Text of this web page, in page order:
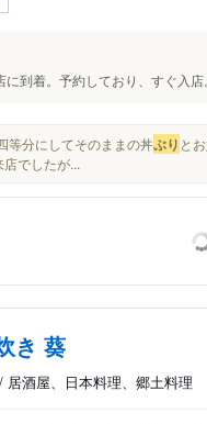
に到着。予約しており、すぐ入
等分にしてそのままの丼ぶり と
でしたが...
き 葵
居酒屋、日本料理、郷土料理